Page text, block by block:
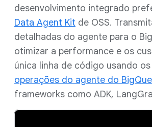
desenvolvimento integrado
Data Agent Kit de OSS.
detalhadas do agente para o
otimizar a performance e os
única linha de código usando os
operações do agente do
frameworks como ADK,